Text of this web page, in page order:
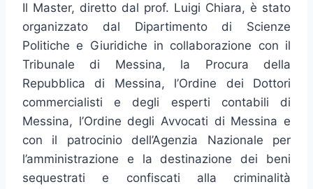
Il Master, diretto dal prof. Luigi Chiara, è stato
organizzato dal Dipartimento di Scienze
Politiche e Giuridiche in collaborazione con il
Tribunale di Messina, la Procura della
Repubblica di Messina, l’Ordine dei Dottori
commercialisti e degli esperti contabili di
Messina, l’Ordine degli Avvocati di Messina e
con il patrocinio dell’Agenzia Nazionale per
l’amministrazione e la destinazione dei beni
sequestrati e confiscati alla criminalità